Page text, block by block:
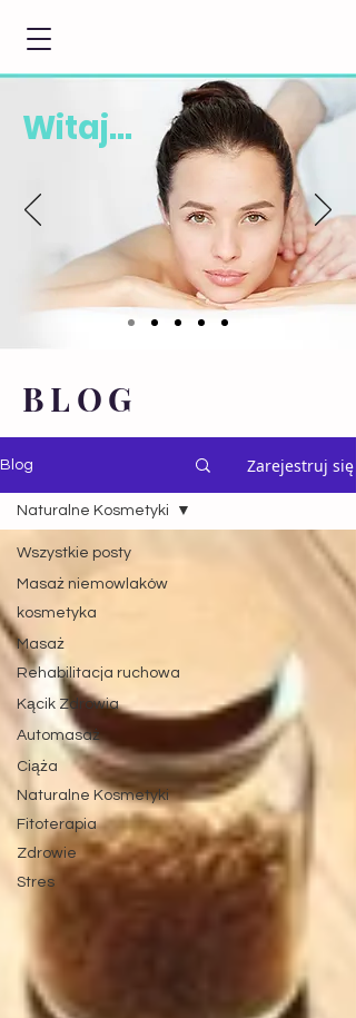
Witaj...
BLOG
Blog Zarejestruj się
Wszystkie posty
Masaż niemowlaków
kosmetyka
Masaż
Rehabilitacja ruchowa
Kącik Zdrowia
Automasaż
Ciąża
Naturalne Kosmetyki
Fitoterapia
Zdrowie
Stres
Naturalne Kosmetyki